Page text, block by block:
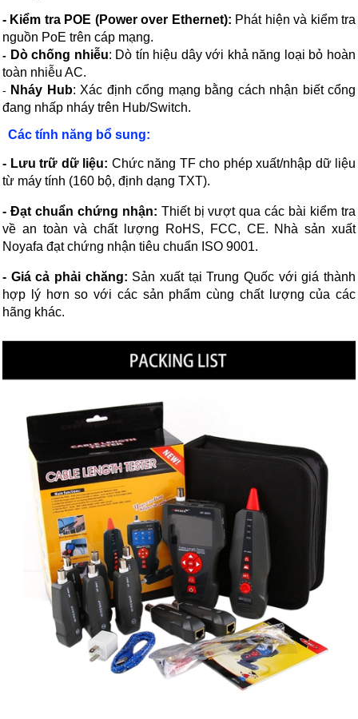
- Kiểm tra POE (Power over Ethernet): Phát hiện và kiểm tra
nguồn PoE trên cáp mạng.
- Dò chống nhiễu: Dò tín hiệu dây với khả năng loại bỏ hoàn
toàn nhiễu AC.
- Nháy Hub: Xác định cổng mạng bằng cách nhận biết cổng
đang nhấp nháy trên Hub/Switch.
Các tính năng bổ sung:
- Lưu trữ dữ liệu: Chức năng TF cho phép xuất/nhập dữ liệu
từ máy tính (160 bộ, định dạng TXT).
- Đạt chuẩn chứng nhận: Thiết bị vượt qua các bài kiểm tra
về an toàn và chất lượng RoHS, FCC, CE. Nhà sản xuất
Noyafa đạt chứng nhận tiêu chuẩn ISO 9001.
- Giá cả phải chăng: Sản xuất tại Trung Quốc với giá thành
hợp lý hơn so với các sản phẩm cùng chất lượng của các
hãng khác.